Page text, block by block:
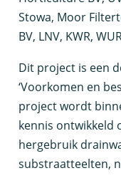
Dit project is een
‘Voorkomen en
project wordt
kennis ontwikkeld
hergebruik
substraatteelten,
Stowa, Moor
BV, LNV, KWR,